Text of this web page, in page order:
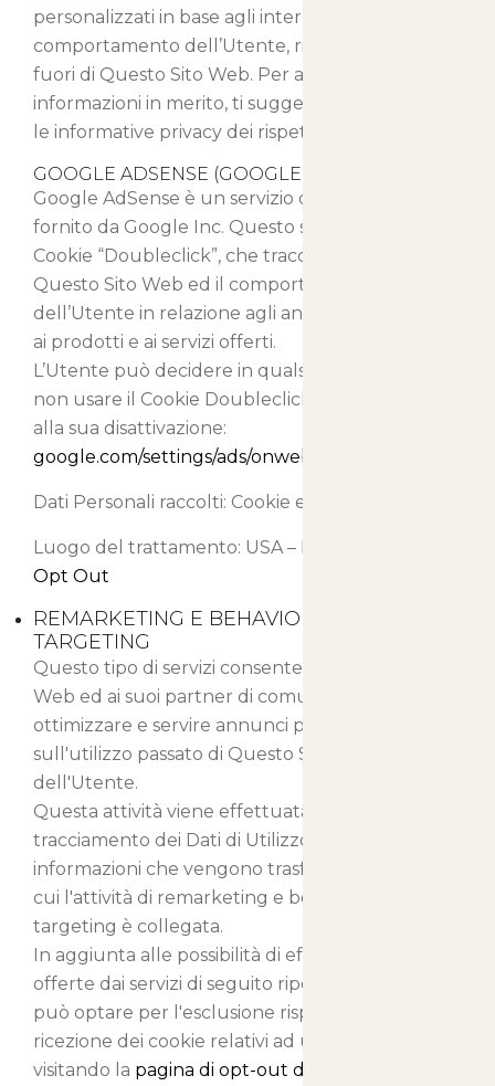
personalizzati in base agli interessi e al
comportamento dell’Utente, rilevati anche al di
fuori di Questo Sito Web. Per avere maggiori
informazioni in merito, ti suggeriamo di verificare
le informative privacy dei rispettivi servizi.
GOOGLE ADSENSE (GOOGLE INC.)
Google AdSense è un servizio di advertising
fornito da Google Inc. Questo servizio usa il
Cookie “Doubleclick”, che traccia l’utilizzo di
Questo Sito Web ed il comportamento
dell’Utente in relazione agli annunci pubblicitari,
ai prodotti e ai servizi offerti.
L’Utente può decidere in qualsiasi momento di
non usare il Cookie Doubleclick provvedendo
alla sua disattivazione:
google.com/settings/ads/onweb/optout
Dati Personali raccolti: Cookie e Dati di Utilizzo.
Luogo del trattamento: USA – Privacy Policy
Opt Out
REMARKETING E BEHAVIORAL
TARGETING
Questo tipo di servizi consente a Questo Sito
Web ed ai suoi partner di comunicare,
ottimizzare e servire annunci pubblicitari basati
sull'utilizzo passato di Questo Sito Web da parte
dell'Utente.
Questa attività viene effettuata tramite il
tracciamento dei Dati di Utilizzo e l'uso di Cookie,
informazioni che vengono trasferite ai partner a
cui l'attività di remarketing e behavioral
targeting è collegata.
In aggiunta alle possibilità di effettuare l'opt-out
offerte dai servizi di seguito riportati, l'Utente
può optare per l'esclusione rispetto alla
ricezione dei cookie relativi ad un servizio terzo,
visitando la pagina di opt-out del Network